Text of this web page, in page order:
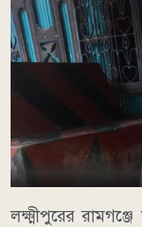
লক্ষ্মীপুরের